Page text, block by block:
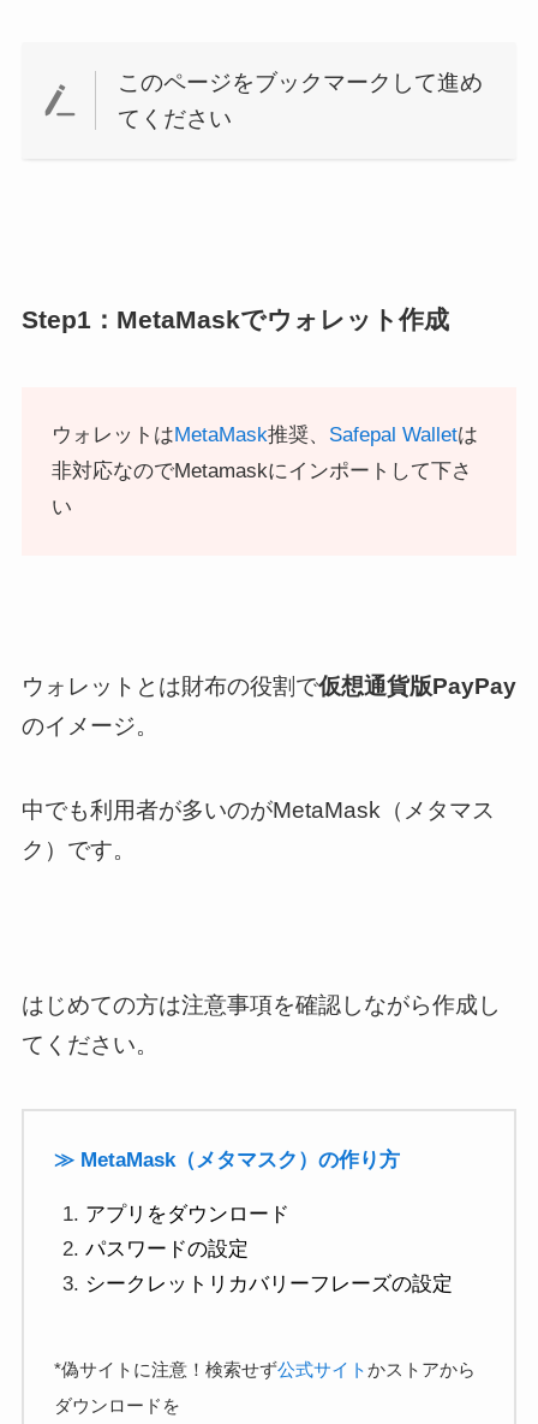
このページをブックマークして進め
てください
Step1：MetaMaskでウォレット作成
ウォレットはMetaMask推奨、 Safepal Walletは
非対応なのでMetamaskにインポートして下さ
い
ウォレットとは財布の役割 で仮想通貨版PayPay
のイメージ。
中でも利用者が多いのがMetaMask（メタマス
ク）です。
はじめての方は注意事項を確認しながら作成し
てください。
≫ MetaMask（メタマスク）の作り方
アプリをダウンロード
パスワードの設定
シークレットリカバリーフレーズの設定
*偽サイトに注意！検索せず公式サイトかストアから
ダウンロードを